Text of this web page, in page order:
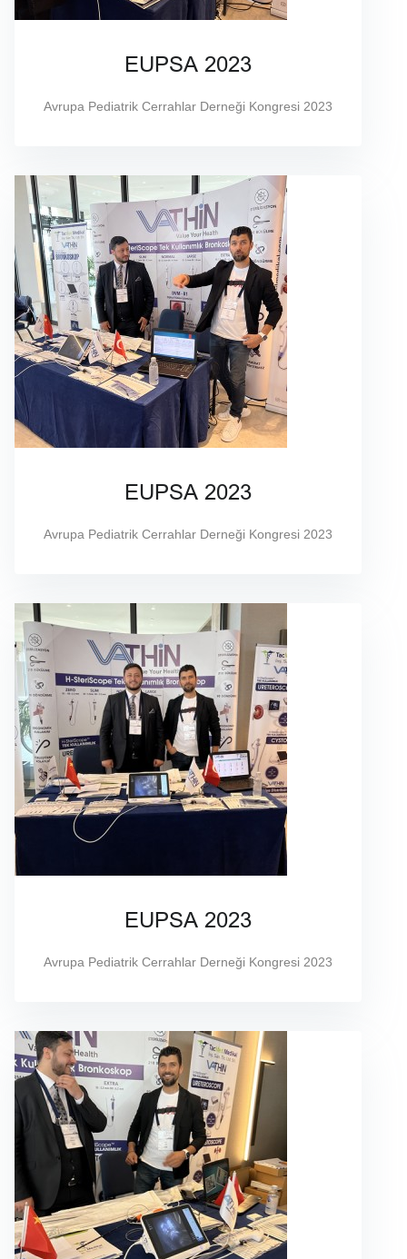
EUPSA 2023
Avrupa Pediatrik Cerrahlar Derneği Kongresi 2023
EUPSA 2023
Avrupa Pediatrik Cerrahlar Derneği Kongresi 2023
EUPSA 2023
Avrupa Pediatrik Cerrahlar Derneği Kongresi 2023